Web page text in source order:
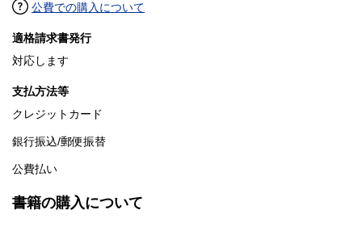
公費での購入について
適格請求書発行
対応します
支払方法等
クレジットカード
銀行振込/郵便振替
公費払い
書籍の購入について